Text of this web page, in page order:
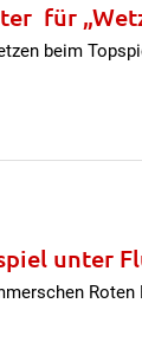
für
beim
unter
Roten